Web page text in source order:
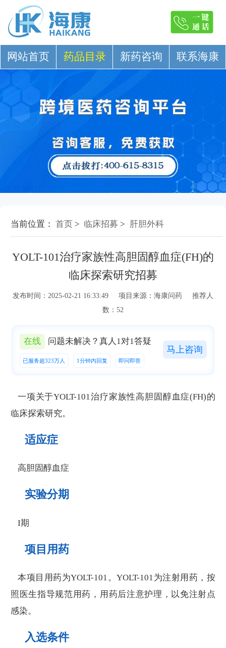
网站首页 药品目录 新药咨询 联系海康
当前位置： 首页 > 临床招募 > 肝胆外科
YOLT-101治疗家族性高胆固醇血症(FH)的
临床探索研究招募
发布时间：2025-02-21 16:33:49 项目来源：海康问药 推荐人
数：52
在线 问题未解决？真人1对1答疑
已服务超323万人 1分钟内回复 即问即答
马上咨询
一项关于YOLT-101治疗家族性高胆固醇血症(FH)的
临床探索研究。
适应症
高胆固醇血症
实验分期
I期
项目用药
本项目用药为YOLT-101。YOLT-101为注射用药，按
照医生指导规范用药，用药后注意护理，以免注射点
感染。
入选条件